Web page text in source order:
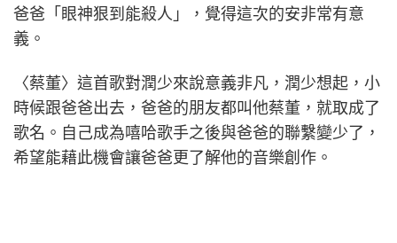
爸爸「眼神狠到能殺人」，覺得這次的安非常有意
義。
〈蔡董〉這首歌對潤少來說意義非凡，潤少想起，小
時候跟爸爸出去，爸爸的朋友都叫他蔡董，就取成了
歌名。自己成為嘻哈歌手之後與爸爸的聯繫變少了，
希望能藉此機會讓爸爸更了解他的音樂創作。